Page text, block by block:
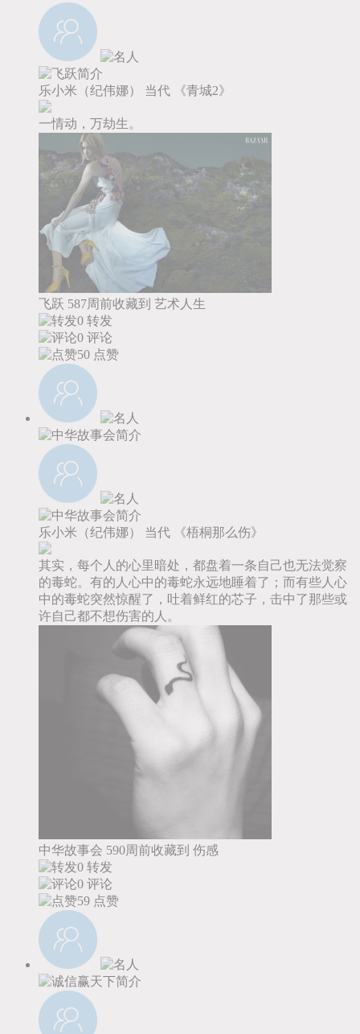
乐小米（纪伟娜） 当代 《青城2》
一情动，万劫生。
飞跃 587周前收藏到 艺术人生
0 转发
0 评论
50 点赞
乐小米（纪伟娜） 当代 《梧桐那么伤》
其实，每个人的心里暗处，都盘着一条自己也无法觉察
的毒蛇。有的人心中的毒蛇永远地睡着了；而有些人心
中的毒蛇突然惊醒了，吐着鲜红的芯子，击中了那些或
许自己都不想伤害的人。
中华故事会 590周前收藏到 伤感
0 转发
0 评论
59 点赞